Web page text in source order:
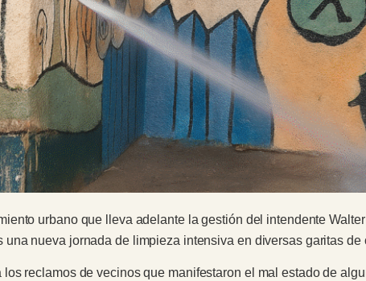
urbano que lleva adelante la gestión del intendente
nueva jornada de limpieza intensiva en diversas garitas de
reclamos de vecinos que manifestaron el mal estado de